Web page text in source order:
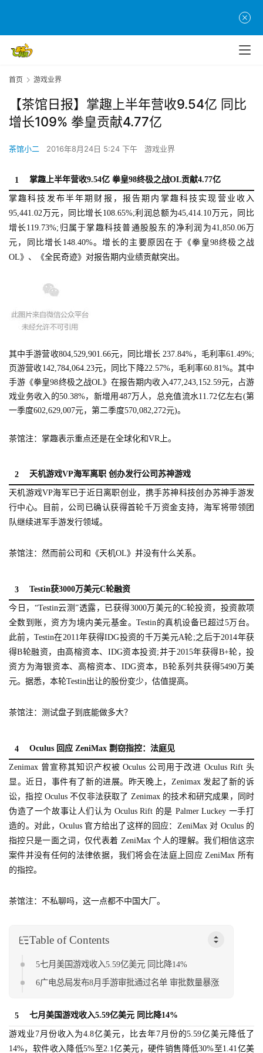
页
茶
原
创
游
戏
业
界
机
戏
单
机
休
首页 游戏业界
【茶馆日报】掌趣上半年营收9.54亿 同比
增长109% 拳皇贡献4.77亿
茶馆小二 2016年8月24日 5:24 下午 游戏业界
1 掌趣上半年营收9.54亿 拳皇98终极之战OL贡献4.77亿
掌趣科技发布半年期财报，报告期内掌趣科技实现营业收入
95,441.02万元，同比增长108.65%;利润总额为45,414.10万元，同比
增长119.73%;归属于掌趣科技普通股股东的净利润为41,850.06万
元，同比增长148.40%。增长的主要原因在于《拳皇98终极之战
OL》、《全民奇迹》对报告期内业绩贡献突出。
其中手游营收804,529,901.66元，同比增长 237.84%，毛利率61.49%;
页游营收142,784,064.23元，同比下降22.57%，毛利率60.81%。其中
手游《拳皇98终极之战OL》在报告期内收入477,243,152.59元，占游
戏业务收入的50.38%，新增用487万人，总充值流水11.72亿左右(第
一季度602,629,007元，第二季度570,082,272元)。
茶馆注：掌趣表示重点还是在全球化和VR上。
2 天机游戏VP海军离职 创办发行公司苏神游戏
天机游戏VP海军已于近日离职创业，携手苏神科技创办苏神手游发
行中心。目前，公司已确认获得首轮千万资金支持，海军将带领团
队继续进军手游发行领域。
茶馆注：然而前公司和《天机OL》并没有什么关系。
3 Testin获3000万美元C轮融资
今日，“Testin云测”透露，已获得3000万美元的C轮投资，投资款项
全数到账，资方为境内美元基金。Testin的真机设备已超过5万台。
此前，Testin在2011年获得IDG投资的千万美元A轮;之后于2014年获
得B轮融资，由高榕资本、IDG资本投资;并于2015年获得B+轮，投
资方为海银资本、高榕资本、IDG资本，B轮系列共获得5490万美
元。据悉，本轮Testin出让的股份变少，估值提高。
茶馆注：测试盘子到底能做多大？
4 Oculus 回应 ZeniMax 剽窃指控：法庭见
Zenimax 曾宣称其知识产权被 Oculus 公司用于改进 Oculus Rift 头
显。近日，事件有了新的进展。昨天晚上，Zenimax 发起了新的诉
讼，指控 Oculus 不仅非法获取了 Zenimax 的技术和研究成果，同时
伪造了一个故事让人们认为 Oculus Rift 的是 Palmer Luckey 一手打
造的。对此，Oculus 官方给出了这样的回应：ZeniMax 对 Oculus 的
指控只是一面之词，仅代表着 ZeniMax 个人的理解。我们相信这宗
案件并没有任何的法律依据，我们将会在法庭上回应 ZeniMax 所有
的指控。
茶馆注：不私聊吗，这一点都不中国大厂。
Table of Contents
5七月美国游戏收入5.59亿美元 同比降14%
6广电总局发布8月手游审批通过名单 审批数量暴涨
5 七月美国游戏收入5.59亿美元 同比降14%
游戏业7月份收入为4.8亿美元，比去年7月份的5.59亿美元降低了
14%，软件收入降低5%至2.1亿美元，硬件销售降低30%至1.41亿美